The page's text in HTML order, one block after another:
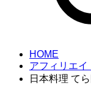
HOME
アフィリエイ
日本料理 て